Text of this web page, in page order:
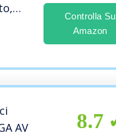
12
Controlla Su
Amazon
AV
8.7